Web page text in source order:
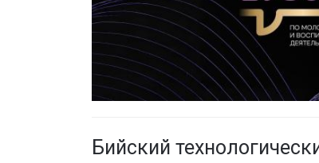
Бийский